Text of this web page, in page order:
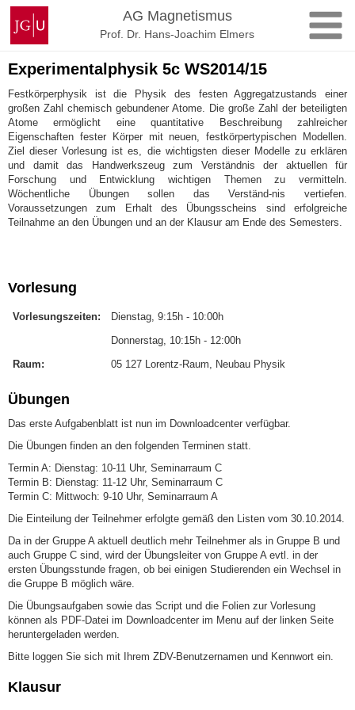
Zum
Inhalt
springen
Johannes
Gutenberg-
Universität
Mainz
AG Magnetismus
Prof. Dr. Hans-Joachim Elmers
Experimentalphysik 5c WS2014/15
Festkörperphysik ist die Physik des festen Aggregatzustands einer
großen Zahl chemisch gebundener Atome. Die große Zahl der beteiligten
Atome ermöglicht eine quantitative Beschreibung zahlreicher
Eigenschaften fester Körper mit neuen, festkörpertypischen Modellen.
Ziel dieser Vorlesung ist es, die wichtigsten dieser Modelle zu erklären
und damit das Handwerkszeug zum Verständnis der aktuellen für
Forschung und Entwicklung wichtigen Themen zu vermitteln.
Wöchentliche Übungen sollen das Verständ-nis vertiefen.
Voraussetzungen zum Erhalt des Übungsscheins sind erfolgreiche
Teilnahme an den Übungen und an der Klausur am Ende des Semesters.
Vorlesung
Vorlesungszeiten:
Dienstag, 9:15h - 10:00h
Donnerstag, 10:15h - 12:00h
Raum:
05 127 Lorentz-Raum, Neubau Physik
Übungen
Das erste Aufgabenblatt ist nun im Downloadcenter verfügbar.
Die Übungen finden an den folgenden Terminen statt.
Termin A: Dienstag: 10-11 Uhr, Seminarraum C
Termin B: Dienstag: 11-12 Uhr, Seminarraum C
Termin C: Mittwoch: 9-10 Uhr, Seminarraum A
Die Einteilung der Teilnehmer erfolgte gemäß den Listen vom 30.10.2014.
Da in der Gruppe A aktuell deutlich mehr Teilnehmer als in Gruppe B und
auch Gruppe C sind, wird der Übungsleiter von Gruppe A evtl. in der
ersten Übungsstunde fragen, ob bei einigen Studierenden ein Wechsel in
die Gruppe B möglich wäre.
Die Übungsaufgaben sowie das Script und die Folien zur Vorlesung
können als PDF-Datei im Downloadcenter im Menu auf der linken Seite
heruntergeladen werden.
Bitte loggen Sie sich mit Ihrem ZDV-Benutzernamen und Kennwort ein.
Klausur